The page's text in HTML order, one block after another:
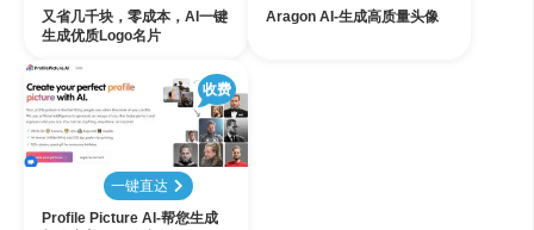
又省几千块，零成本，AI一键
生成优质Logo名片
Aragon AI-生成高质量头像
收费
一键直达
Profile Picture AI-帮您生成